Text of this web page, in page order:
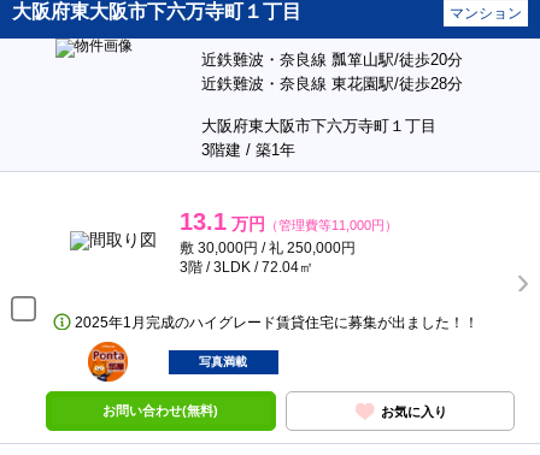
大阪府東大阪市下六万寺町１丁目 マンション
近鉄難波・奈良線 瓢箪山駅/徒歩20分
近鉄難波・奈良線 東花園駅/徒歩28分
大阪府東大阪市下六万寺町１丁目
3階建 / 築1年
13.1 万円 （管理費等11,000円）
敷 30,000円 / 礼 250,000円
3階 / 3LDK / 72.04㎡
2025年1月完成のハイグレード賃貸住宅に募集が出ました！！
ポンタ
部屋
写真満載
お問い合わせ(無料) お気に入り